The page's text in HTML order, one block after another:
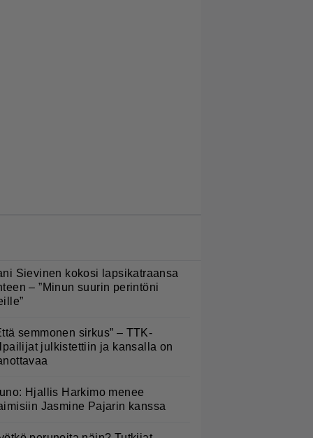
Sievinen kokosi lapsikatraansa
– ”Minun suurin perintöni
semmonen sirkus” – TTK-
julkistettiin ja kansalla on
Hjallis Harkimo menee
Jasmine Pajarin kanssa